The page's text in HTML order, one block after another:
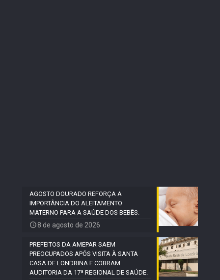
AGOSTO DOURADO REFORÇA A
IMPORTÂNCIA DO ALEITAMENTO
MATERNO PARA A SAÚDE DOS BEBÊS.
8 de agosto de 2026
PREFEITOS DA AMEPAR SAEM
PREOCUPADOS APÓS VISITA À SANTA
CASA DE LONDRINA E COBRAM
AUDITORIA DA 17ª REGIONAL DE SAÚDE.